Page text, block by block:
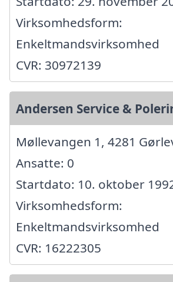
Virksomhedsform:
Enkeltmandsvirksomhed
CVR: 30972139
Andersen Service &
Møllevangen 1, 4281
Ansatte: 0
Startdato: 10. oktober
Virksomhedsform:
Enkeltmandsvirksomhed
CVR: 16222305